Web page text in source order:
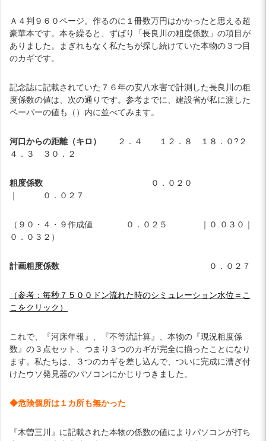
Ａ４判９６０ページ。作るのに１冊数万円はかかったと思える超
豪華本です。本を繰ると、ずばり「長良川の粗度係数」の項目が
ありました。まぎれもなく私たちが探し続けていた本物の３つ目
のカギです。
記念誌に記載されていた７６年の安八水害で計測した長良川の粗
度係数の値は、次の通りです。参考までに、建設省が私に渡した
ペーパーの値も（）内に並べてみます。
河口からの距離（キロ）
２．４ １２．８ １８．０?２
４．３ ３０．２
粗度係数
０．０２０
｜ ０．０２７
（９０・４・９作成値 ０．０２５ ｜０.０３０｜
０．０３２）
計画粗度係数 ０．０２７
（参考：毎秒７５００ドン流れた時のシミュレーション水位＝こ
こをクリック）
これで、『河床年報』、『不等流計算』、本物の『現況粗度係
数』の３点セット、つまり３つのカギが完全に揃ったことになり
ます。私たちは、３つのカギを差し込んで、ついに完成に漕ぎ付
けたウソ発見器のパソコンにかじりつきました。
◆危険個所は１カ所も無かった
『木曽三川』に記載された本物の係数の値によりパソコンが打ち